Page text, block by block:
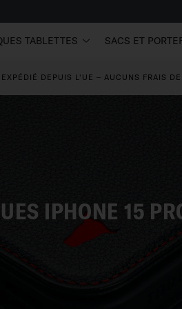
TABLETTES SACS ET
EXPÉDIÉ DEPUIS L'UE – AUCUNS FRAIS
IPHONE 15